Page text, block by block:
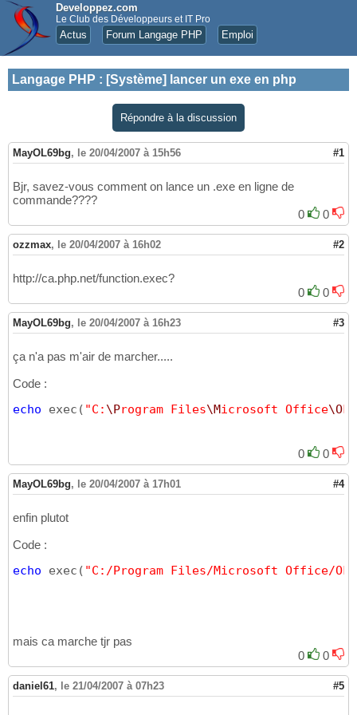
Developpez.com
Le Club des Développeurs et IT Pro
Actus Forum Langage PHP Emploi
Langage PHP : [Système] lancer un exe en php
Répondre à la discussion
MayOL69bg, le 20/04/2007 à 15h56 #1
Bjr, savez-vous comment on lance un .exe en ligne de
commande????
0
0
ozzmax, le 20/04/2007 à 16h02 #2
http://ca.php.net/function.exec?
0
0
MayOL69bg, le 20/04/2007 à 16h23 #3
ça n'a pas m'air de marcher.....
Code :
echo exec ( "C: \Program Files\Microsoft Office\O
0 0
MayOL69bg, le 20/04/2007 à 17h01 #4
enfin plutot
Code :
echo exec ( "C:/Program Files/Microsoft Office/
mais ca marche tjr pas
0
0
daniel61, le 21/04/2007 à 07h23 #5